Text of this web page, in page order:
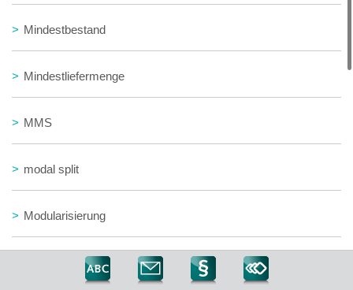
> Mindestbestand
> Mindestliefermenge
> MMS
> modal split
> Modularisierung
Modular Sourcing